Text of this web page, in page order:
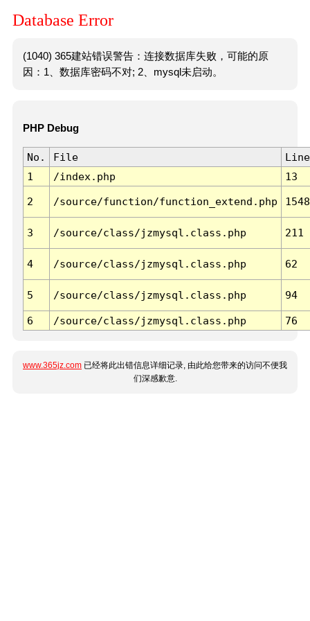
Database Error
(1040) 365建站错误警告：连接数据库失败，可能的原
因：1、数据库密码不对; 2、mysql未启动。
PHP Debug
No. File
Line
1
/index.php 13
2 /source/function/function_extend.php 1548
3 /source/class/jzmysql.class.php 211
4 /source/class/jzmysql.class.php 62
5 /source/class/jzmysql.class.php 94
6 /source/class/jzmysql.class.php 76
www.365jz.com 已经将此出错信息详细记录, 由此给您带来的访问不便我
们深感歉意.